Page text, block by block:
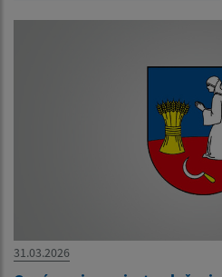
31.03.2026